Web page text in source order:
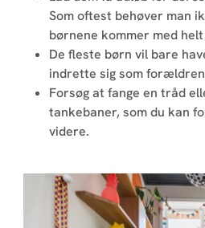
Som oftest behøver man
børnene kommer med
De fleste børn vil bare
indrette sig som
Forsøg at fange en tråd
tankebaner, som du kan
videre.